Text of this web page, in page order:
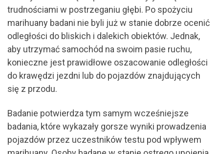
trudnościami w postrzeganiu głębi. Po spożyciu
marihuany badani nie byli już w stanie dobrze ocenić
odległości do bliskich i dalekich obiektów. Jednak,
aby utrzymać samochód na swoim pasie ruchu,
konieczne jest prawidłowe oszacowanie odległości
do krawędzi jezdni lub do pojazdów znajdujących
się z przodu.
Badanie potwierdza tym samym wcześniejsze
badania, które wykazały gorsze wyniki prowadzenia
pojazdów przez uczestników testu pod wpływem